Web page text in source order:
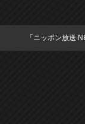
「ニッポン放送